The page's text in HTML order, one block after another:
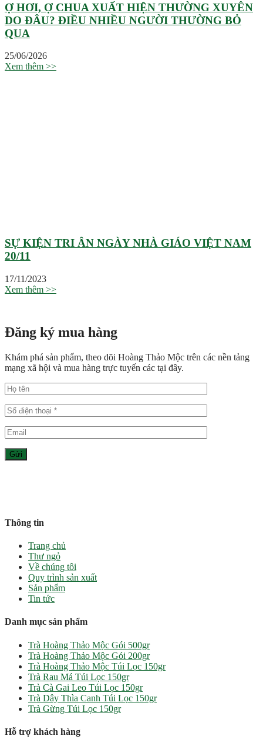
Ợ HƠI, Ợ CHUA XUẤT HIỆN THƯỜNG XUYÊN
DO ĐÂU? ĐIỀU NHIỀU NGƯỜI THƯỜNG BỎ
QUA
25/06/2026
Xem thêm >>
SỰ KIỆN TRI ÂN NGÀY NHÀ GIÁO VIỆT NAM
20/11
17/11/2023
Xem thêm >>
Đăng ký mua hàng
Khám phá sản phẩm, theo dõi Hoàng Thảo Mộc trên các nền tảng
mạng xã hội và mua hàng trực tuyến các tại đây.
Thông tin
Trang chủ
Thư ngỏ
Về chúng tôi
Quy trình sản xuất
Sản phẩm
Tin tức
Danh mục sản phẩm
Trà Hoàng Thảo Mộc Gói 500gr
Trà Hoàng Thảo Mộc Gói 200gr
Trà Hoàng Thảo Mộc Túi Lọc 150gr
Trà Rau Má Túi Lọc 150gr
Trà Cà Gai Leo Túi Lọc 150gr
Trà Dây Thìa Canh Túi Lọc 150gr
Trà Gừng Túi Lọc 150gr
Hỗ trợ khách hàng